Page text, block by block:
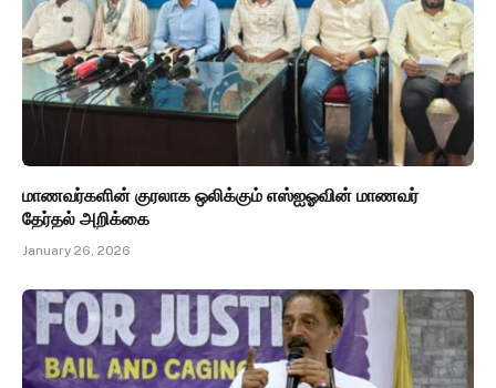
மாணவர்களின் குரலாக ஒலிக்கும் எஸ்ஐஓவின் மாணவர்
தேர்தல் அறிக்கை
January 26, 2026